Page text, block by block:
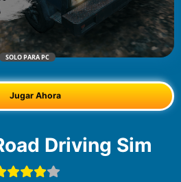
SOLO PARA PC
Jugar Ahora
Driving Sim